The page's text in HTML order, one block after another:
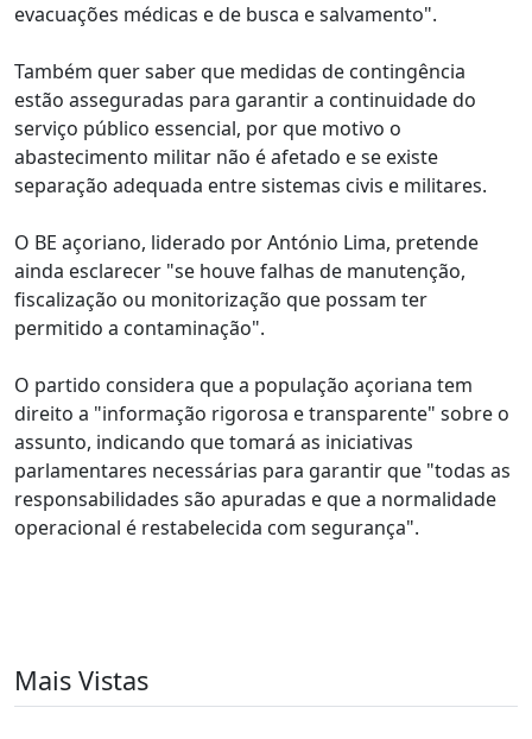
evacuações médicas e de busca e salvamento".
Também quer saber que medidas de contingência
estão asseguradas para garantir a continuidade do
serviço público essencial, por que motivo o
abastecimento militar não é afetado e se existe
separação adequada entre sistemas civis e militares.
O BE açoriano, liderado por António Lima, pretende
ainda esclarecer "se houve falhas de manutenção,
fiscalização ou monitorização que possam ter
permitido a contaminação".
O partido considera que a população açoriana tem
direito a "informação rigorosa e transparente" sobre o
assunto, indicando que tomará as iniciativas
parlamentares necessárias para garantir que "todas as
responsabilidades são apuradas e que a normalidade
operacional é restabelecida com segurança".
Mais Vistas